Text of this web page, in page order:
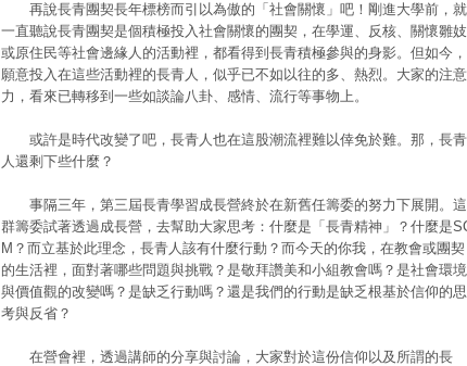
再說長青團契長年標榜而引以為傲的「社會關懷」吧！剛進大學前，就
一直聽說長青團契是個積極投入社會關懷的團契，在學運、反核、關懷雛妓
或原住民等社會邊緣人的活動裡，都看得到長青積極參與的身影。但如今，
願意投入在這些活動裡的長青人，似乎已不如以往的多、熱烈。大家的注意
力，看來已轉移到一些如談論八卦、感情、流行等事物上。
或許是時代改變了吧，長青人也在這股潮流裡難以倖免於難。那，長青
人還剩下些什麼？
事隔三年，第三屆長青學習成長營終於在新舊任籌委的努力下展開。這
群籌委試著透過成長營，去幫助大家思考：什麼是「長青精神」？什麼是
M？而立基於此理念，長青人該有什麼行動？而今天的你我，在教會或團契
的生活裡，面對著哪些問題與挑戰？是敬拜讚美和小組教會嗎？是社會環境
與價值觀的改變嗎？是缺乏行動嗎？還是我們的行動是缺乏根基於信仰的思
考與反省？
在營會裡，透過講師的分享與討論，大家對於這份信仰以及所謂的長